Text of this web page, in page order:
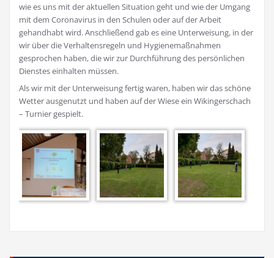
wie es uns mit der aktuellen Situation geht und wie der Umgang
mit dem Coronavirus in den Schulen oder auf der Arbeit
gehandhabt wird. Anschließend gab es eine Unterweisung, in der
wir über die Verhaltensregeln und Hygienemaßnahmen
gesprochen haben, die wir zur Durchführung des persönlichen
Dienstes einhalten müssen.
Als wir mit der Unterweisung fertig waren, haben wir das schöne
Wetter ausgenutzt und haben auf der Wiese ein Wikingerschach
– Turnier gespielt.